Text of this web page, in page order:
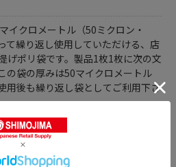
イクロメートル（50ミクロン・
繰り返し使用していただける、店
げポリ袋です。製品1枚1枚に次の文
の袋の厚みは50マイクロメートル
用後も繰り返し袋としてご利用下さ
が製品1枚1枚に印刷されているため
用JANコード:4901755464306
袋で、セールの際の買い物カゴ用途
。●入数：50枚